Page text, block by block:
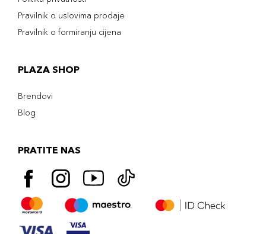
Pravilnik o uslovima prodaje
Pravilnik o formiranju cijena
PLAZA SHOP
Brendovi
Blog
PRATITE NAS